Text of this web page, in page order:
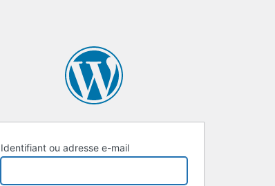
Identifiant ou adresse e-mail